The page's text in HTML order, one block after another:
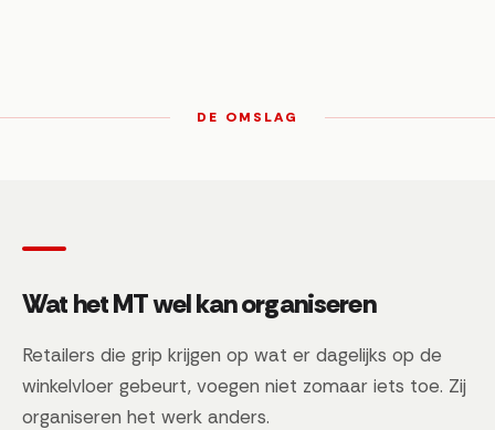
DE OMSLAG
Wat het MT wel kan organiseren
Retailers die grip krijgen op wat er dagelijks op de
winkelvloer gebeurt, voegen niet zomaar iets toe. Zij
organiseren het werk anders.